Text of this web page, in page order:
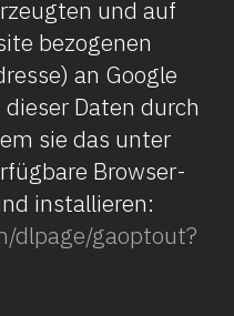
und auf
bezogenen
an Google
Daten durch
sie das unter
Browser-
installieren:
dlpage/gaoptout?